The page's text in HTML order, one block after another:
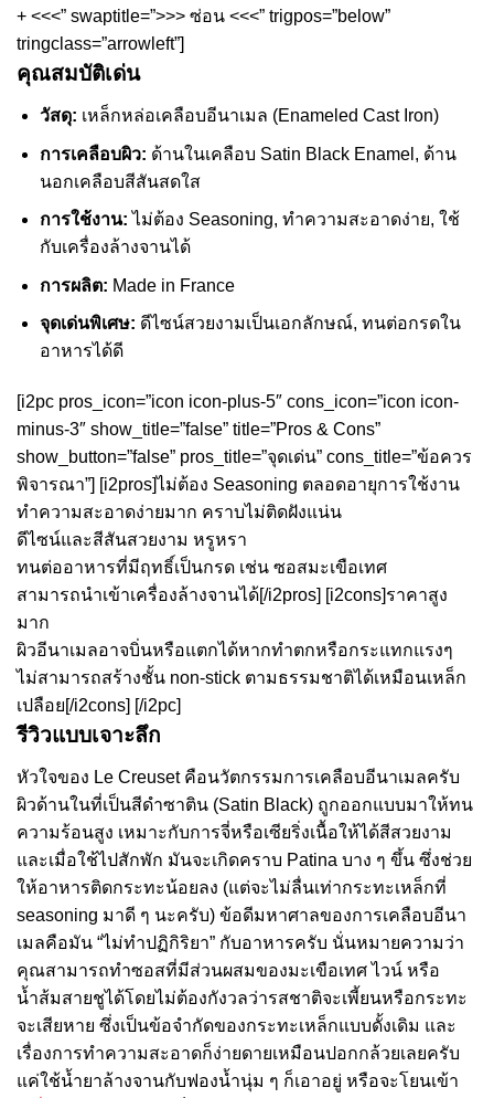
+ <<<” swaptitle=”>>> ซ่อน <<<” trigpos=”below”
tringclass=”arrowleft”]
คุณสมบัติเด่น
วัสดุ: เหล็กหล่อเคลือบอีนาเมล (Enameled Cast Iron)
การเคลือบผิว: ด้านในเคลือบ Satin Black Enamel, ด้าน
นอกเคลือบสีสันสดใส
การใช้งาน: ไม่ต้อง Seasoning, ทำความสะอาดง่าย, ใช้
กับเครื่องล้างจานได้
การผลิต: Made in France
จุดเด่นพิเศษ: ดีไซน์สวยงามเป็นเอกลักษณ์, ทนต่อกรดใน
อาหารได้ดี
[i2pc pros_icon=”icon icon-plus-5″ cons_icon=”icon icon-
minus-3″ show_title=”false” title=”Pros & Cons”
show_button=”false” pros_title=”จุดเด่น” cons_title=”ข้อควร
พิจารณา”] [i2pros]ไม่ต้อง Seasoning ตลอดอายุการใช้งาน
ทำความสะอาดง่ายมาก คราบไม่ติดฝังแน่น
ดีไซน์และสีสันสวยงาม หรูหรา
ทนต่ออาหารที่มีฤทธิ์เป็นกรด เช่น ซอสมะเขือเทศ
สามารถนำเข้าเครื่องล้างจานได้[/i2pros] [i2cons]ราคาสูง
มาก
ผิวอีนาเมลอาจบิ่นหรือแตกได้หากทำตกหรือกระแทกแรงๆ
ไม่สามารถสร้างชั้น non-stick ตามธรรมชาติได้เหมือนเหล็ก
เปลือย[/i2cons] [/i2pc]
รีวิวแบบเจาะลึก
หัวใจของ Le Creuset คือนวัตกรรมการเคลือบอีนาเมลครับ
ผิวด้านในที่เป็นสีดำซาติน (Satin Black) ถูกออกแบบมาให้ทน
ความร้อนสูง เหมาะกับการจี่หรือเซียริ่งเนื้อให้ได้สีสวยงาม
และเมื่อใช้ไปสักพัก มันจะเกิดคราบ Patina บาง ๆ ขึ้น ซึ่งช่วย
ให้อาหารติดกระทะน้อยลง (แต่จะไม่ลื่นเท่ากระทะเหล็กที่
seasoning มาดี ๆ นะครับ) ข้อดีมหาศาลของการเคลือบอีนา
เมลคือมัน “ไม่ทำปฏิกิริยา” กับอาหารครับ นั่นหมายความว่า
คุณสามารถทำซอสที่มีส่วนผสมของมะเขือเทศ ไวน์ หรือ
น้ำส้มสายชูได้โดยไม่ต้องกังวลว่ารสชาติจะเพี้ยนหรือกระทะ
จะเสียหาย ซึ่งเป็นข้อจำกัดของกระทะเหล็กแบบดั้งเดิม และ
เรื่องการทำความสะอาดก็ง่ายดายเหมือนปอกกล้วยเลยครับ
แค่ใช้น้ำยาล้างจานกับฟองน้ำนุ่ม ๆ ก็เอาอยู่ หรือจะโยนเข้า